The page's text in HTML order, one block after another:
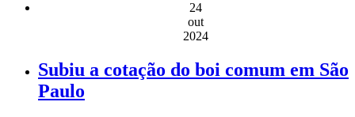
24
out
2024
Subiu a cotação do boi comum em São
Paulo